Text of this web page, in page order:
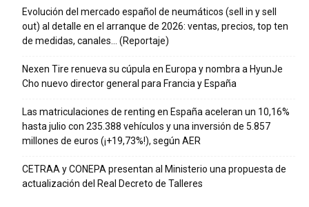
Evolución del mercado español de neumáticos (sell in y sell
out) al detalle en el arranque de 2026: ventas, precios, top ten
de medidas, canales… (Reportaje)
Nexen Tire renueva su cúpula en Europa y nombra a HyunJe
Cho nuevo director general para Francia y España
Las matriculaciones de renting en España aceleran un 10,16%
hasta julio con 235.388 vehículos y una inversión de 5.857
millones de euros (¡+19,73%!), según AER
CETRAA y CONEPA presentan al Ministerio una propuesta de
actualización del Real Decreto de Talleres